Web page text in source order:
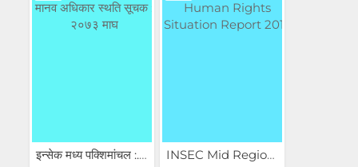
इन्सेक मध्य पक्शिमांचल :...
INSEC Mid Region : Human...